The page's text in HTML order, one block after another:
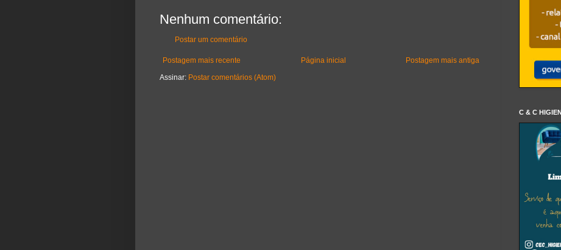
Nenhum comentário:
Postar um comentário
Postagem mais recente Postagem mais antiga
Página inicial
Assinar: Postar comentários (Atom)
C & C